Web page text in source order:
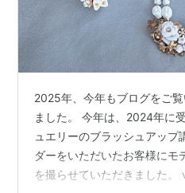
2025年、今年もブログをご
ました。 今年は、2024年に
ュエリーのブラッシュアップ
ダーをいただいたお客様にモ
を撮らせていただきました